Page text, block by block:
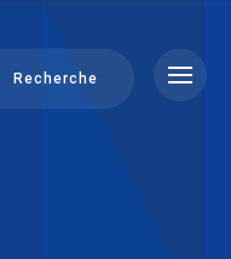
Recherche